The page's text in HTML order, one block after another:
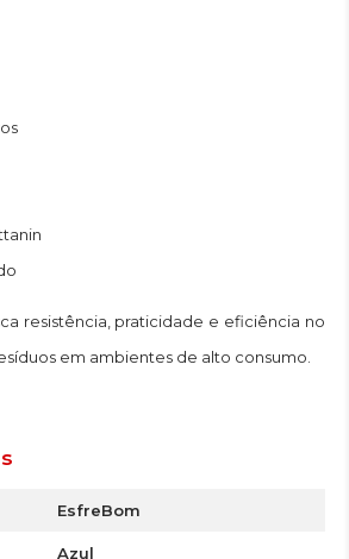
resistência, praticidade e eficiência no
em ambientes de alto consumo.
EsfreBom
Azul